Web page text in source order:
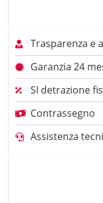
Trasparenza e
Garanzia 24
SI detrazione
Contrassegno
Assistenza